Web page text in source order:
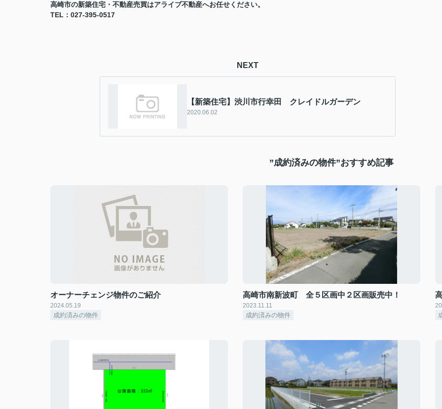
高崎市の新築住宅・不動産売買はアライブ不動産へお任せください。
TEL：027-395-0517
NEXT
【新築住宅】渋川市行幸田 クレイドルガーデン
2020.06.02
”成約済みの物件”おすすめ記事
オーナーチェンジ物件のご紹介
2024.05.19
成約済みの物件
高崎市南新波町 全５区画中２区画販売中！
2023.11.11
成約済みの物件